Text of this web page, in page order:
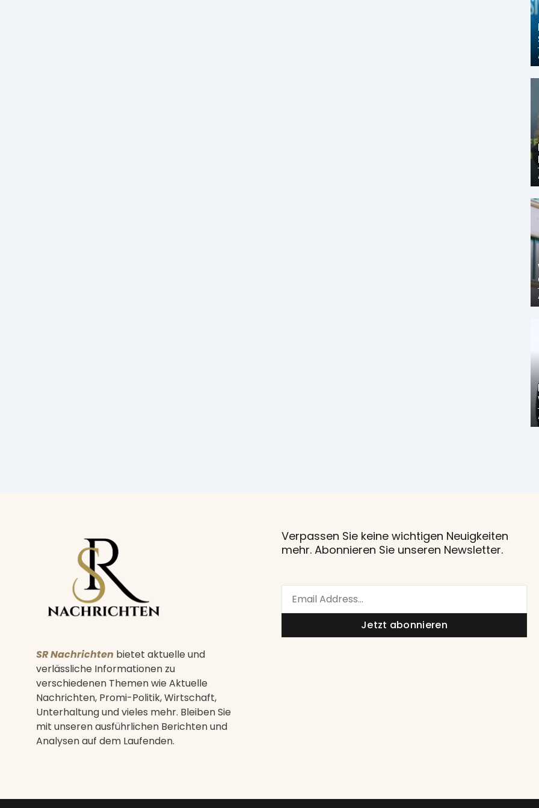
SR Nachrichten bietet aktuelle und
verlässliche Informationen zu
verschiedenen Themen wie Aktuelle
Nachrichten, Promi-Politik, Wirtschaft,
Unterhaltung und vieles mehr. Bleiben Sie
mit unseren ausführlichen Berichten und
Analysen auf dem Laufenden.
Verpassen Sie keine wichtigen Neuigkeiten
mehr. Abonnieren Sie unseren Newsletter.
Jetzt abonnieren